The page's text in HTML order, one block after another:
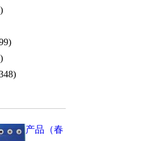
有机产品（春